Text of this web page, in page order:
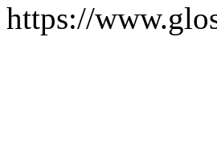
https://